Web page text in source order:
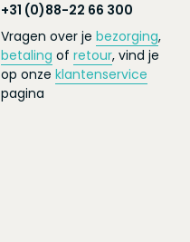
+31 (0)88-22 66 300
Vragen over je bezorging,
betaling of retour, vind je
op onze klantenservice
pagina